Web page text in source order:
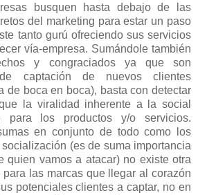
busquen hasta debajo de las
del marketing para estar un paso
tanto gurú ofreciendo sus servicios
vía-empresa. Sumándole también
y congraciados ya que son
captación de nuevos clientes
de boca en boca), basta con detectar
la viralidad inherente a la social
para los productos y/o servicios.
en conjunto de todo como los
(es de suma importancia
quien vamos a atacar) no existe otra
las marcas que llegar al corazón
potenciales clientes a captar, no en